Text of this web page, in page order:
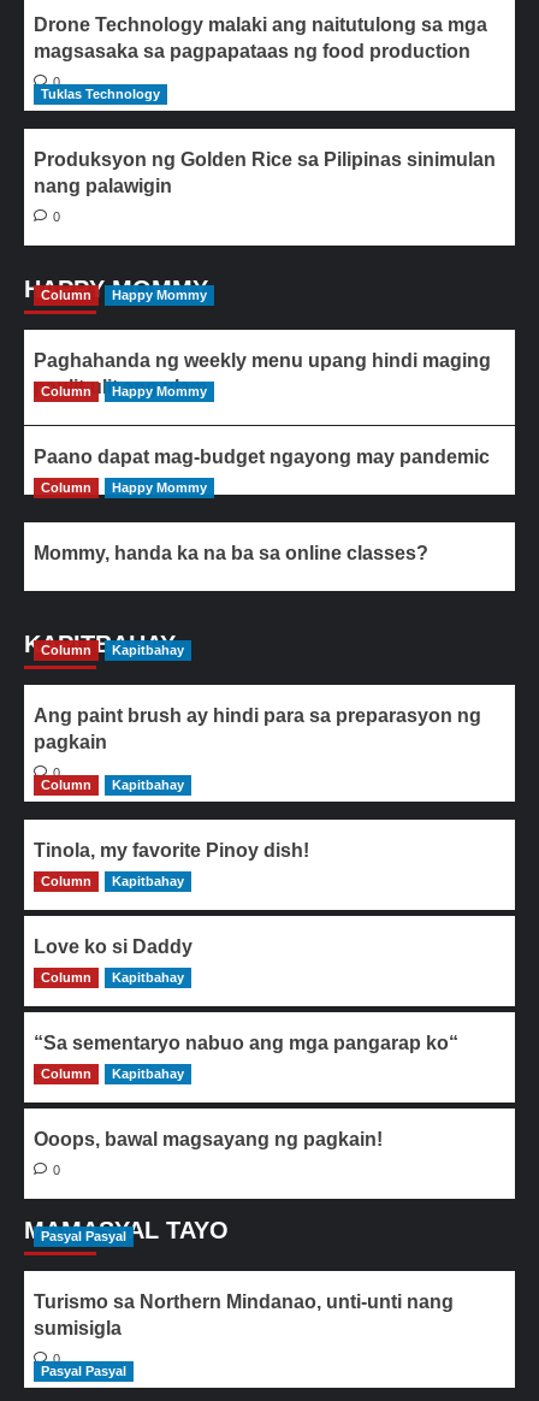
Drone Technology malaki ang naitutulong sa mga
magsasaka sa pagpapataas ng food production
0
Tuklas Technology
Produksyon ng Golden Rice sa Pilipinas sinimulan
nang palawigin
0
HAPPY MOMMY
Column Happy Mommy
Paghahanda ng weekly menu upang hindi maging
paulit-ulit ang ulam
Column Happy Mommy
Paano dapat mag-budget ngayong may pandemic
Column Happy Mommy
Mommy, handa ka na ba sa online classes?
KAPITBAHAY
Column Kapitbahay
Ang paint brush ay hindi para sa preparasyon ng
pagkain
0
Column
Kapitbahay
Tinola, my favorite Pinoy dish!
0
Column Kapitbahay
Love ko si Daddy
0
Column Kapitbahay
“Sa sementaryo nabuo ang mga pangarap ko“
0
Column Kapitbahay
Ooops, bawal magsayang ng pagkain!
0
MAMASYAL TAYO
Pasyal Pasyal
Turismo sa Northern Mindanao, unti-unti nang
sumisigla
0
Pasyal Pasyal